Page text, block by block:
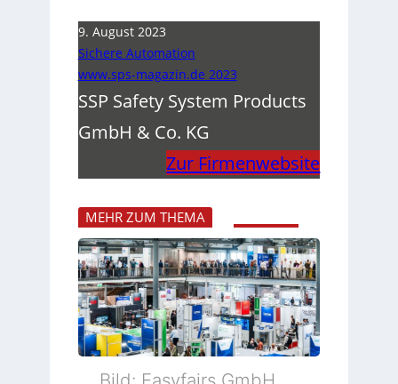
9. August 2023
Sichere Automation
www.sps-magazin.de 2023
SSP Safety System Products
GmbH & Co. KG
Zur Firmenwebsite
MEHR ZUM THEMA